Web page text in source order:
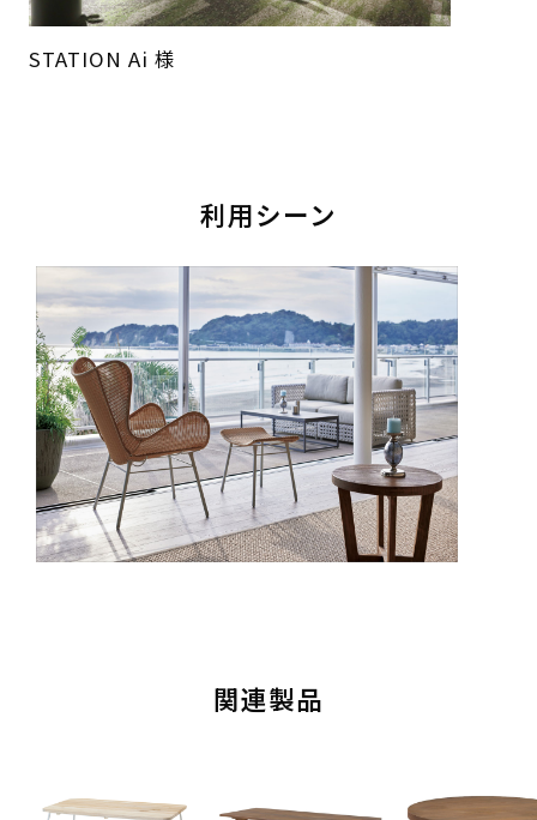
STATION Ai 様
利用シーン
関連製品